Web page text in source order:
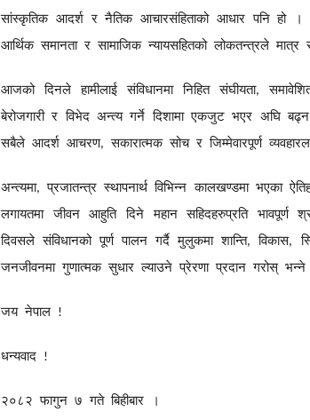
सांस्कृतिक आदर्श र नैतिक आचारसंहिताको आधार पनि हो ।
आर्थिक समानता र सामाजिक न्यायसहितको लोकतन्त्रले मात्र
आजको दिनले हामीलाई संविधानमा निहित संघीयता,
बेरोजगारी र विभेद अन्त्य गर्ने दिशामा एकजुट भएर अघि बढ्न
सबैले आदर्श आचरण,सकारात्मक सोच र जिम्मेवारपूर्ण
अन्त्यमा,प्रजातन्त्र स्थापनार्थ विभिन्न कालखण्डमा भएका
लगायतमा
जीवन आहुति दिने महान सहिदहरुप्रति भावपूर्ण
दिवसले संविधानको पूर्ण पालन गर्दै मुलुकमा शान्ति,विकास,
जनजीवनमा गुणात्मक सुधार ल्याउने प्रेरणा प्रदान गरोस् भन्ने
जय नेपाल !
धन्यवाद !
२०८२ फागुन ७ गते बिहीबार ।